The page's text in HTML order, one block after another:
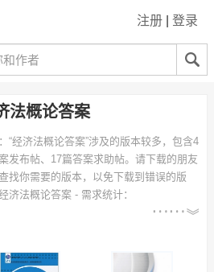
注册 登录
法概论答案
“经济法概论答案”涉及的版本较多，包含4
发布帖、17篇答案求助帖。请下载的朋友
找你需要的版本，以免下载到错误的版
济法概论答案 - 需求统计：
：土木工程、机械设计制造及其自动
、旅游管理、国际经济与贸易、财务管
管理 等专业。
概论答案：广西民族大学、上海大学、海